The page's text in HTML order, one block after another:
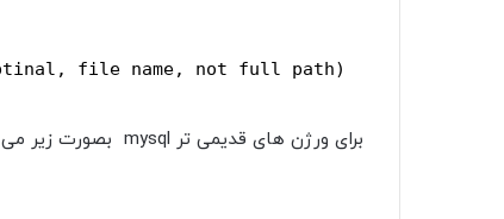
file name, not full path)
برای ورژن های قدیمی تر mysql بصورت زیر می باشد: